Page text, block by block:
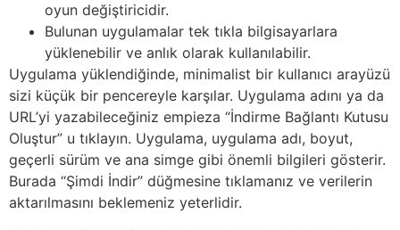
oyun değiştiricidir.
Bulunan uygulamalar tek tıkla bilgisayarlara
yüklenebilir ve anlık olarak kullanılabilir.
Uygulama yüklendiğinde, minimalist bir kullanıcı arayüzü
sizi küçük bir pencereyle karşılar. Uygulama adını ya da
URL’yi yazabileceğiniz empieza “İndirme Bağlantı Kutusu
Oluştur” u tıklayın. Uygulama, uygulama adı, boyut,
geçerli sürüm ve ana simge gibi önemli bilgileri gösterir.
Burada “Şimdi İndir” düğmesine tıklamanız ve verilerin
aktarılmasını beklemeniz yeterlidir.